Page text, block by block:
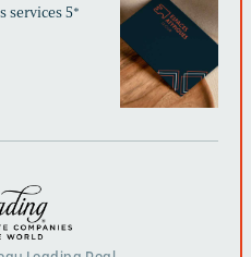
services 5*